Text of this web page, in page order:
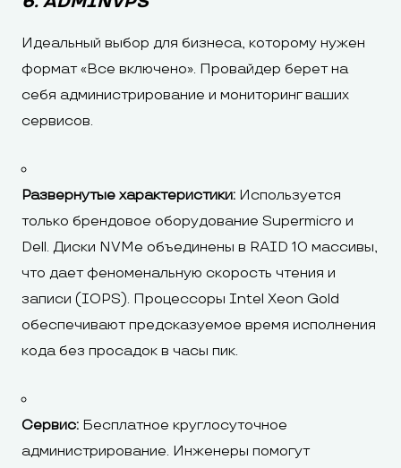
Идеальный выбор для бизнеса, которому нужен
формат «Все включено». Провайдер берет на
себя администрирование и мониторинг ваших
сервисов.
Развернутые характеристики: Используется
только брендовое оборудование Supermicro и
Dell. Диски NVMe объединены в RAID 10 массивы,
что дает феноменальную скорость чтения и
записи (IOPS). Процессоры Intel Xeon Gold
обеспечивают предсказуемое время исполнения
кода без просадок в часы пик.
Сервис: Бесплатное круглосуточное
администрирование. Инженеры помогут